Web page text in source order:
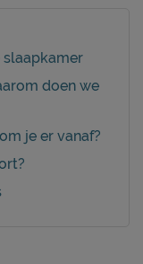
slaapkamer
doen we
je er vanaf?